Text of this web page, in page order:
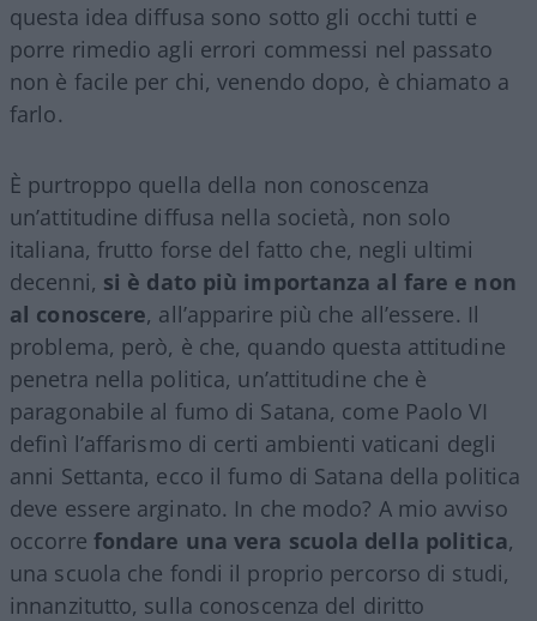
questa idea diffusa sono sotto gli occhi tutti e
porre rimedio agli errori commessi nel passato
non è facile per chi, venendo dopo, è chiamato a
farlo.
È purtroppo quella della non conoscenza
un’attitudine diffusa nella società, non solo
italiana, frutto forse del fatto che, negli ultimi
decenni, si è dato più importanza al fare e non
al conoscere, all’apparire più che all’essere. Il
problema, però, è che, quando questa attitudine
penetra nella politica, un’attitudine che è
paragonabile al fumo di Satana, come Paolo VI
definì l’affarismo di certi ambienti vaticani degli
anni Settanta, ecco il fumo di Satana della politica
deve essere arginato. In che modo? A mio avviso
occorre fondare una vera scuola della politica,
una scuola che fondi il proprio percorso di studi,
innanzitutto, sulla conoscenza del diritto